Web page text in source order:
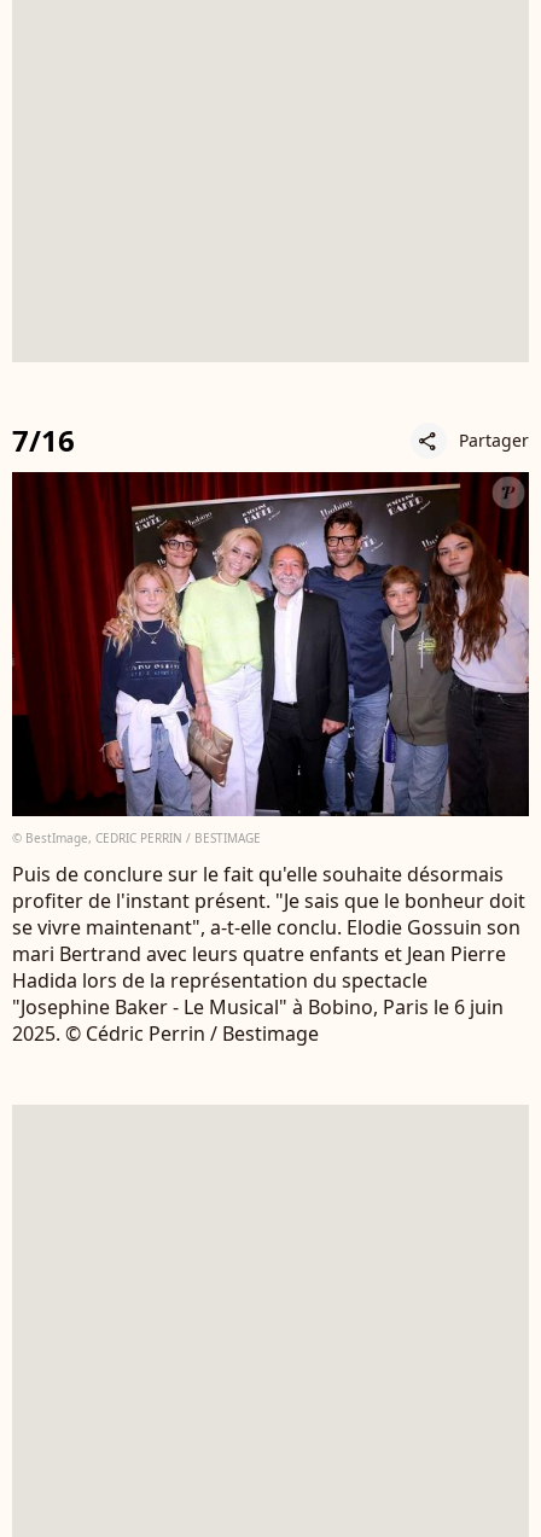
7/16 share Partager
© BestImage, CEDRIC PERRIN / BESTIMAGE
Puis de conclure sur le fait qu'elle souhaite désormais
profiter de l'instant présent. "Je sais que le bonheur doit
se vivre maintenant", a-t-elle conclu. Elodie Gossuin son
mari Bertrand avec leurs quatre enfants et Jean Pierre
Hadida lors de la représentation du spectacle
"Josephine Baker - Le Musical" à Bobino, Paris le 6 juin
2025. © Cédric Perrin / Bestimage